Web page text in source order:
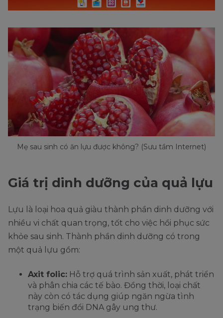
Mẹ sau sinh có ăn lựu được không? (Sưu tầm Internet)
Giá trị dinh dưỡng của quả lựu
Lựu là loại hoa quả giàu thành phần dinh dưỡng với
nhiều vi chất quan trọng, tốt cho việc hồi phục sức
khỏe sau sinh. Thành phần dinh dưỡng có trong
một quả lựu gồm:
Axit folic: Hỗ trợ quá trình sản xuất, phát triển
và phân chia các tế bào. Đồng thời, loại chất
này còn có tác dụng giúp ngăn ngừa tình
trạng biến đổi DNA gây ung thư.